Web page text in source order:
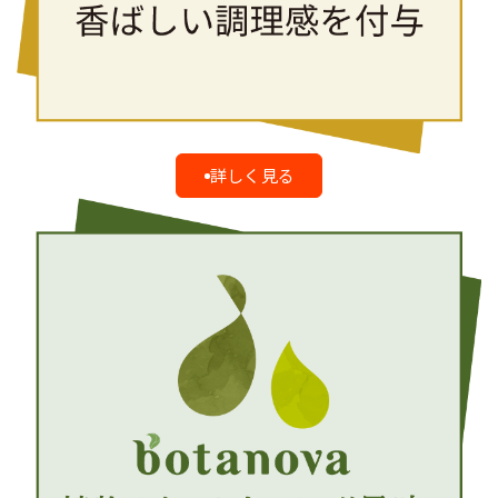
詳しく見る